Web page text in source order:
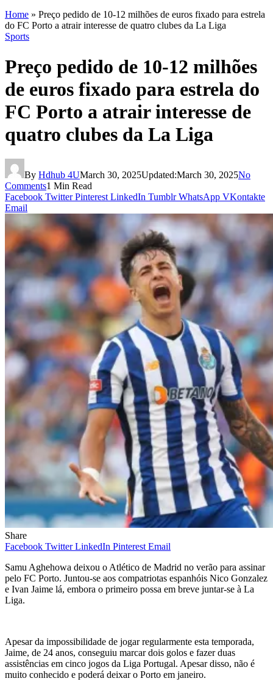
Home » Preço pedido de 10-12 milhões de euros fixado para estrela
do FC Porto a atrair interesse de quatro clubes da La Liga
Sports
Preço pedido de 10-12 milhões
de euros fixado para estrela do
FC Porto a atrair interesse de
quatro clubes da La Liga
By Hdhub 4UMarch 30, 2025Updated:March 30, 2025No
Comments1 Min Read
Facebook Twitter Pinterest LinkedIn Tumblr WhatsApp VKontakte
Email
Share
Facebook Twitter LinkedIn Pinterest Email
Samu Aghehowa deixou o Atlético de Madrid no verão para assinar
pelo FC Porto. Juntou-se aos compatriotas espanhóis Nico Gonzalez
e Ivan Jaime lá, embora o primeiro possa em breve juntar-se à La
Liga.
Apesar da impossibilidade de jogar regularmente esta temporada,
Jaime, de 24 anos, conseguiu marcar dois golos e fazer duas
assistências em cinco jogos da Liga Portugal. Apesar disso, não é
muito conhecido e poderá deixar o Porto em janeiro.